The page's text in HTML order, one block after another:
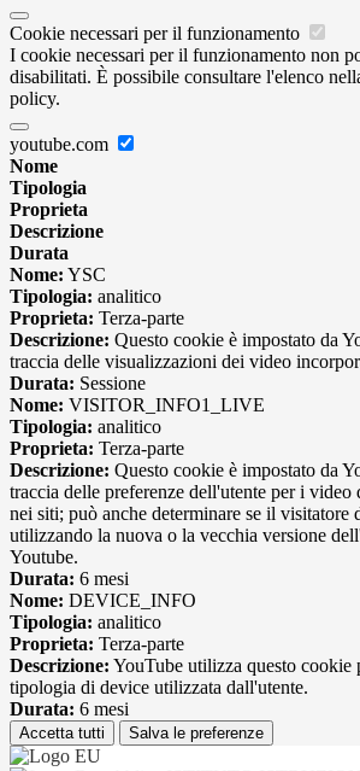
Cookie necessari per il funzionamento
I cookie necessari per il funzionamento non
disabilitati. È possibile consultare l'elenco
policy.
youtube.com
Nome
Tipologia
Proprieta
Descrizione
Durata
Nome: YSC
Tipologia: analitico
Proprieta: Terza-parte
Descrizione: Questo cookie è impostato da
traccia delle visualizzazioni dei video
Durata: Sessione
Nome: VISITOR_INFO1_LIVE
Tipologia: analitico
Proprieta: Terza-parte
Descrizione: Questo cookie è impostato da
traccia delle preferenze dell'utente per i
nei siti; può anche determinare se il visitatore
utilizzando la nuova o la vecchia versione
Youtube.
Durata: 6 mesi
Nome: DEVICE_INFO
Tipologia: analitico
Proprieta: Terza-parte
Descrizione: YouTube utilizza questo cookie
tipologia di device utilizzata dall'utente.
Durata: 6 mesi
Accetta tutti Salva le preferenze